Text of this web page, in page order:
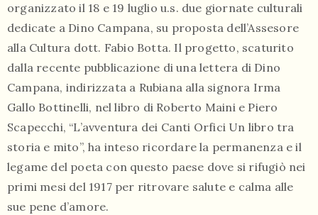
804
5943
centrocampana@tiscali.it
organizzato il 18 e 19 luglio u.s. due giornate culturali
dedicate a Dino Campana, su proposta dell’Assesore
alla Cultura dott. Fabio Botta. Il progetto, scaturito
dalla recente pubblicazione di una lettera di Dino
Campana, indirizzata a Rubiana alla signora Irma
Gallo Bottinelli, nel libro di Roberto Maini e Piero
Scapecchi, “L’avventura dei Canti Orfici Un libro tra
storia e mito”, ha inteso ricordare la permanenza e il
legame del poeta con questo paese dove si rifugiò nei
primi mesi del 1917 per ritrovare salute e calma alle
sue pene d’amore.